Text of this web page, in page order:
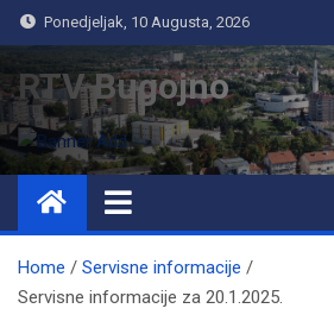
Ponedjeljak, 10 Augusta, 2026
RTV Bugojno
Home
Servisne informacije
Servisne informacije za 20.1.2025.